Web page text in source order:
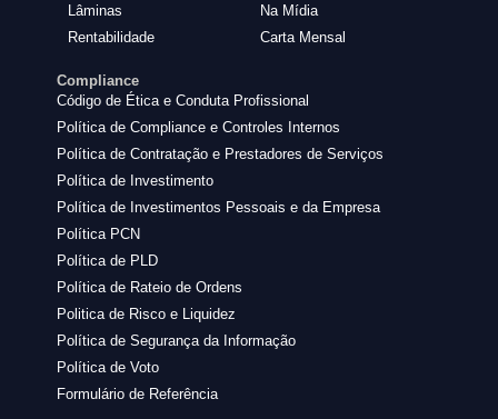
Lâminas
Rentabilidade
Na Mídia
Carta Mensal
Compliance
Código de Ética e Conduta Profissional
Política de Compliance e Controles Internos
Política de Contratação e Prestadores de Serviços
Política de Investimento
Política de Investimentos Pessoais e da Empresa
Política PCN
Política de PLD
Política de Rateio de Ordens
Politica de Risco e Liquidez
Política de Segurança da Informação
Política de Voto
Formulário de Referência